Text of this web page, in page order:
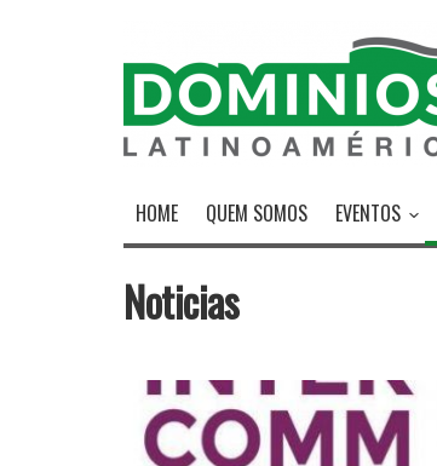
HOME QUEM SOMOS EVENTOS
Noticias